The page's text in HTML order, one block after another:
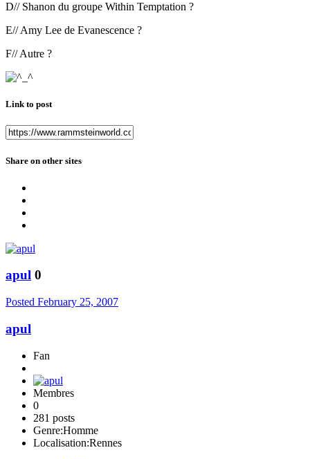
D// Shanon du groupe Within Temptation ?
E// Amy Lee de Evanescence ?
F// Autre ?
Link to post
Share on other sites
apul 0
Posted February 25, 2007
apul
Fan
Membres
0
281 posts
Genre:Homme
Localisation:Rennes